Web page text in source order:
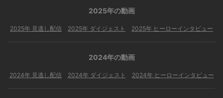
2025年の動画
2025年 見逃し配信 2025年 ダイジェスト 2025年 ヒーローインタビュー
2024年の動画
2024年 見逃し配信 2024年 ダイジェスト 2024年 ヒーローインタビュー